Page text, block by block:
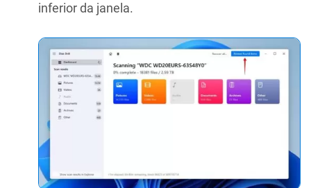
inferior da janela.